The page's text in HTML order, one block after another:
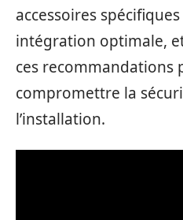
accessoires
intégration optimale,
ces recommandations
compromettre la
l’installation.